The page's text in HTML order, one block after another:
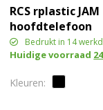
RCS rplastic JAM
hoofdtelefoon
Bedrukt in 14
Huidige voorraad